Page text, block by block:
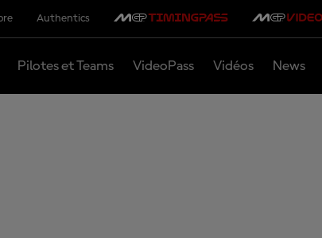
Authentics
Pilotes et Teams VideoPass Vidéos News